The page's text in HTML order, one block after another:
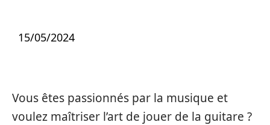
15/05/2024
Vous êtes passionnés par la musique et
voulez maîtriser l’art de jouer de la guitare ?